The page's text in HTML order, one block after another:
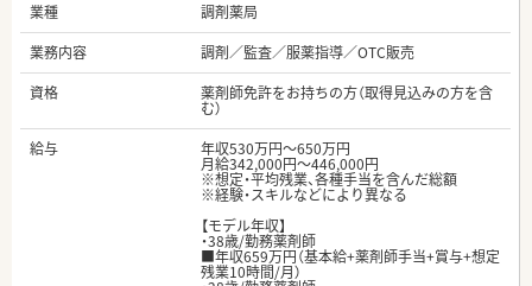
業種
調剤薬局
業務内容
調剤／監査／服薬指導／OTC販売
資格
薬剤師免許をお持ちの方（取得見込みの方を含
む）
給与
年収530万円～650万円
月給342,000円～446,000円
※想定・平均残業、各種手当を含んだ総額
※経験・スキルなどにより異なる
【モデル年収】
・38歳/勤務薬剤師
■年収659万円（基本給+薬剤師手当+賞与+想定
残業10時間/月）